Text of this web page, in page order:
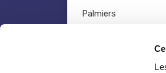
Palmiers